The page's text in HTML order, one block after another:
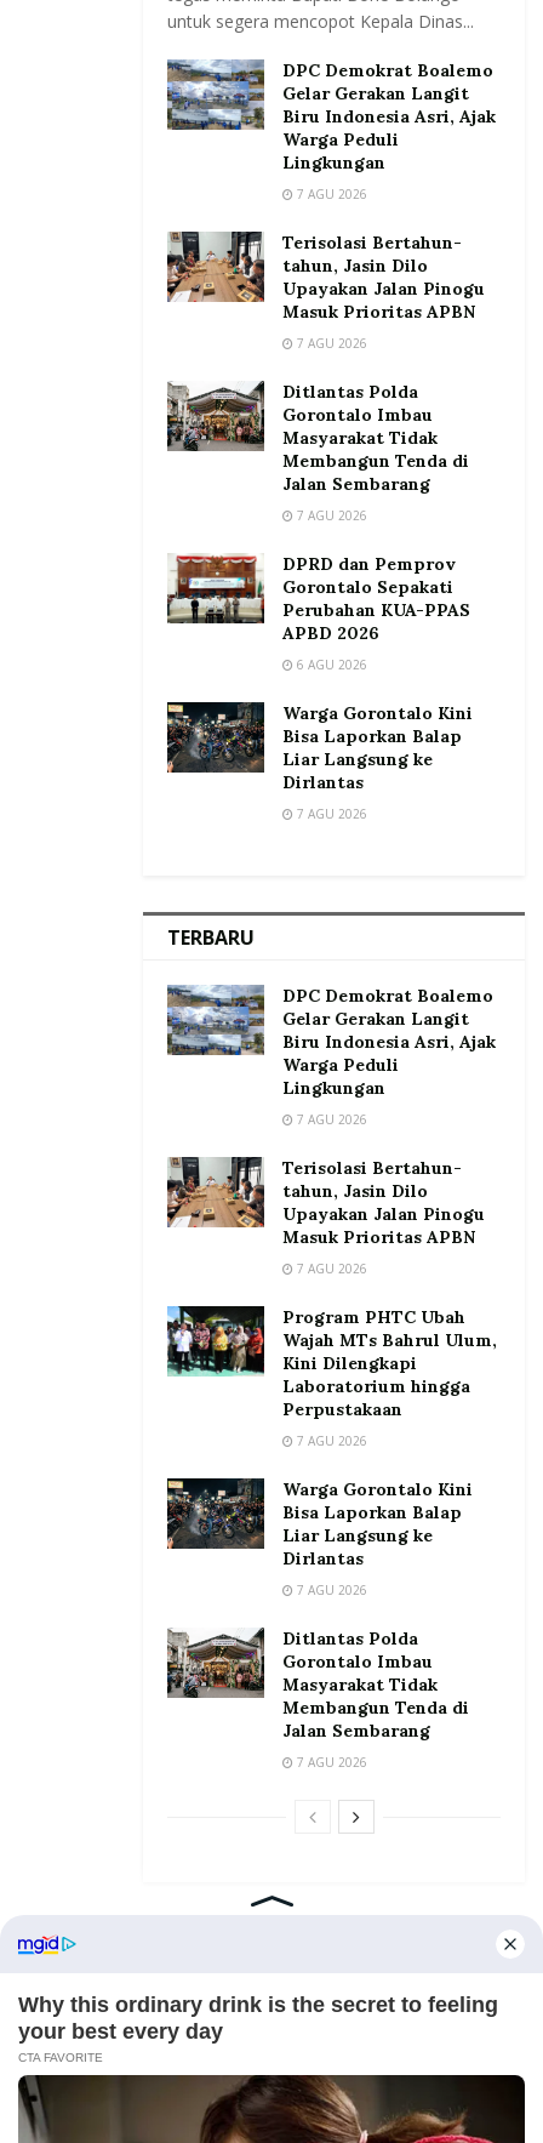
untuk segera mencopot Kepala Dinas...
DPC Demokrat Boalemo
Gelar Gerakan Langit
Biru Indonesia Asri, Ajak
Warga Peduli
Lingkungan
7 AGU 2026
Terisolasi Bertahun-
tahun, Jasin Dilo
Upayakan Jalan Pinogu
Masuk Prioritas APBN
7 AGU 2026
Ditlantas Polda
Gorontalo Imbau
Masyarakat Tidak
Membangun Tenda di
Jalan Sembarang
7 AGU 2026
DPRD dan Pemprov
Gorontalo Sepakati
Perubahan KUA-PPAS
APBD 2026
6 AGU 2026
Warga Gorontalo Kini
Bisa Laporkan Balap
Liar Langsung ke
Dirlantas
7 AGU 2026
TERBARU
DPC Demokrat Boalemo
Gelar Gerakan Langit
Biru Indonesia Asri, Ajak
Warga Peduli
Lingkungan
7 AGU 2026
Terisolasi Bertahun-
tahun, Jasin Dilo
Upayakan Jalan Pinogu
Masuk Prioritas APBN
7 AGU 2026
Program PHTC Ubah
Wajah MTs Bahrul Ulum,
Kini Dilengkapi
Laboratorium hingga
Perpustakaan
7 AGU 2026
Warga Gorontalo Kini
Bisa Laporkan Balap
Liar Langsung ke
Dirlantas
7 AGU 2026
Ditlantas Polda
Gorontalo Imbau
Masyarakat Tidak
Membangun Tenda di
Jalan Sembarang
7 AGU 2026
Home Tentang Kontak Redaksi Pedoman Media Siber